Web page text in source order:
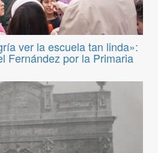
ver la escuela tan linda»:
Fernández por la Primaria